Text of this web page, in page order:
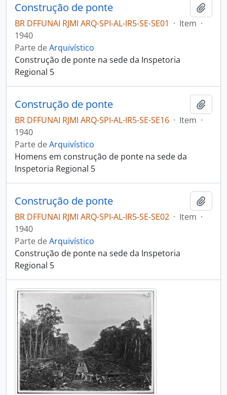
Construção de ponte
BR DFFUNAI RJMI ARQ-SPI-AL-IR5-SE-SE01 · Item ·
1940
Parte deArquivístico
Construção de ponte na sede da Inspetoria
Regional 5
Construção de ponte
BR DFFUNAI RJMI ARQ-SPI-AL-IR5-SE-SE16 · Item ·
1940
Parte deArquivístico
Homens em construção de ponte na sede da
Inspetoria Regional 5
Construção de ponte
BR DFFUNAI RJMI ARQ-SPI-AL-IR5-SE-SE02 · Item ·
1940
Parte deArquivístico
Construção de ponte na sede da Inspetoria
Regional 5